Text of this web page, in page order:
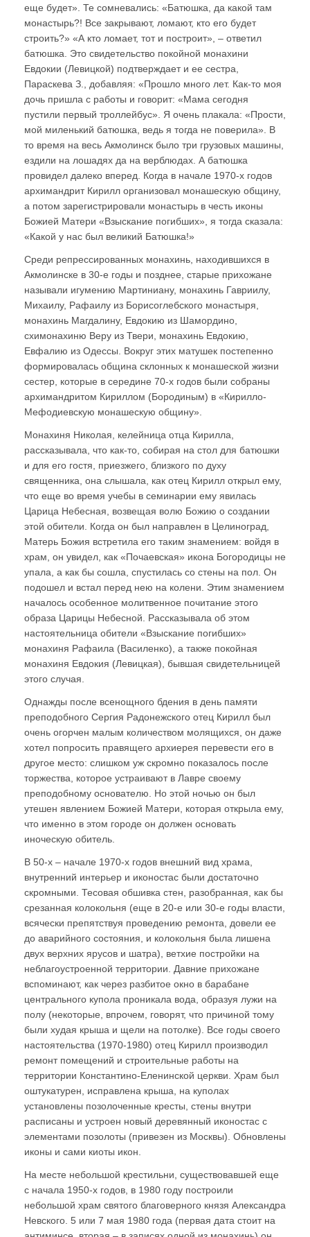
еще будет». Те сомневались: «Батюшка, да какой там
монастырь?! Все закрывают, ломают, кто его будет
строить?» «А кто ломает, тот и построит», – ответил
батюшка. Это свидетельство покойной монахини
Евдокии (Левицкой) подтверждает и ее сестра,
Параскева З., добавляя: «Прошло много лет. Как-то моя
дочь пришла с работы и говорит: «Мама сегодня
пустили первый троллейбус». Я очень плакала: «Прости,
мой миленький батюшка, ведь я тогда не поверила». В
то время на весь Акмолинск было три грузовых машины,
ездили на лошадях да на верблюдах. А батюшка
провидел далеко вперед. Когда в начале 1970-х годов
архимандрит Кирилл организовал монашескую общину,
а потом зарегистрировали монастырь в честь иконы
Божией Матери «Взыскание погибших», я тогда сказала:
«Какой у нас был великий Батюшка!»
Среди репрессированных монахинь, находившихся в
Акмолинске в 30-е годы и позднее, старые прихожане
называли игумению Мартиниану, монахинь Гавриилу,
Михаилу, Рафаилу из Борисоглебского монастыря,
монахинь Магдалину, Евдокию из Шамордино,
схимонахиню Веру из Твери, монахинь Евдокию,
Евфалию из Одессы. Вокруг этих матушек постепенно
формировалась община склонных к монашеской жизни
сестер, которые в середине 70-х годов были собраны
архимандритом Кириллом (Бородиным) в «Кирилло-
Мефодиевскую монашескую общину».
Монахиня Николая, келейница отца Кирилла,
рассказывала, что как-то, собирая на стол для батюшки
и для его гостя, приезжего, близкого по духу
священника, она слышала, как отец Кирилл открыл ему,
что еще во время учебы в семинарии ему явилась
Царица Небесная, возвещая волю Божию о создании
этой обители. Когда он был направлен в Целиноград,
Матерь Божия встретила его таким знамением: войдя в
храм, он увидел, как «Почаевская» икона Богородицы не
упала, а как бы сошла, спустилась со стены на пол. Он
подошел и встал перед нею на колени. Этим знамением
началось особенное молитвенное почитание этого
образа Царицы Небесной. Рассказывала об этом
настоятельница обители «Взыскание погибших»
монахиня Рафаила (Василенко), а также покойная
монахиня Евдокия (Левицкая), бывшая свидетельницей
этого случая.
Однажды после всенощного бдения в день памяти
преподобного Сергия Радонежского отец Кирилл был
очень огорчен малым количеством молящихся, он даже
хотел попросить правящего архиерея перевести его в
другое место: слишком уж скромно показалось после
торжества, которое устраивают в Лавре своему
преподобному основателю. Но этой ночью он был
утешен явлением Божией Матери, которая открыла ему,
что именно в этом городе он должен основать
иноческую обитель.
В 50-х – начале 1970-х годов внешний вид храма,
внутренний интерьер и иконостас были достаточно
скромными. Тесовая обшивка стен, разобранная, как бы
срезанная колокольня (еще в 20-е или 30-е годы власти,
всячески препятствуя проведению ремонта, довели ее
до аварийного состояния, и колокольня была лишена
двух верхних ярусов и шатра), ветхие постройки на
неблагоустроенной территории. Давние прихожане
вспоминают, как через разбитое окно в барабане
центрального купола проникала вода, образуя лужи на
полу (некоторые, впрочем, говорят, что причиной тому
были худая крыша и щели на потолке). Все годы своего
настоятельства (1970-1980) отец Кирилл производил
ремонт помещений и строительные работы на
территории Константино-Еленинской церкви. Храм был
оштукатурен, исправлена крыша, на куполах
установлены позолоченные кресты, стены внутри
расписаны и устроен новый деревянный иконостас с
элементами позолоты (привезен из Москвы). Обновлены
иконы и сами киоты икон.
На месте небольшой крестильни, существовавшей еще
с начала 1950-х годов, в 1980 году построили
небольшой храм святого благоверного князя Александра
Невского. 5 или 7 мая 1980 года (первая дата стоит на